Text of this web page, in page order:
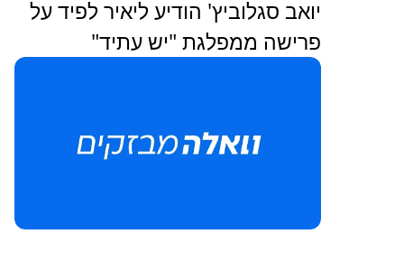
יואב סגלוביץ' הודיע ליאיר לפיד על
פרישה ממפלגת "יש עתיד"